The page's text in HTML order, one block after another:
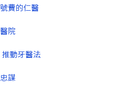
費的仁醫
院
推動牙醫法
謀